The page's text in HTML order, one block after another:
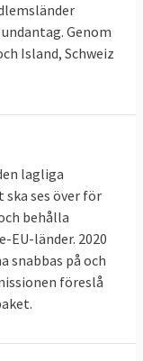
land där
med
finns
stöd ska
så kallat
ska den
Genom
Island, Schweiz
lagliga
ses över för
behålla
EU-länder. 2020
snabbas på och
föreslå